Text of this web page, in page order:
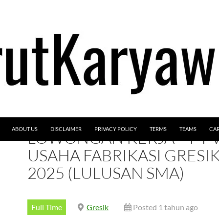
ABOUT US DISCLAIMER PRIVACY POLICY TERMS TEAMS
LOWONGAN KERJA – PT
USAHA FABRIKASI
2025 (LULUSAN SMA)
Full Time Gresik
Posted 1 tahun ago